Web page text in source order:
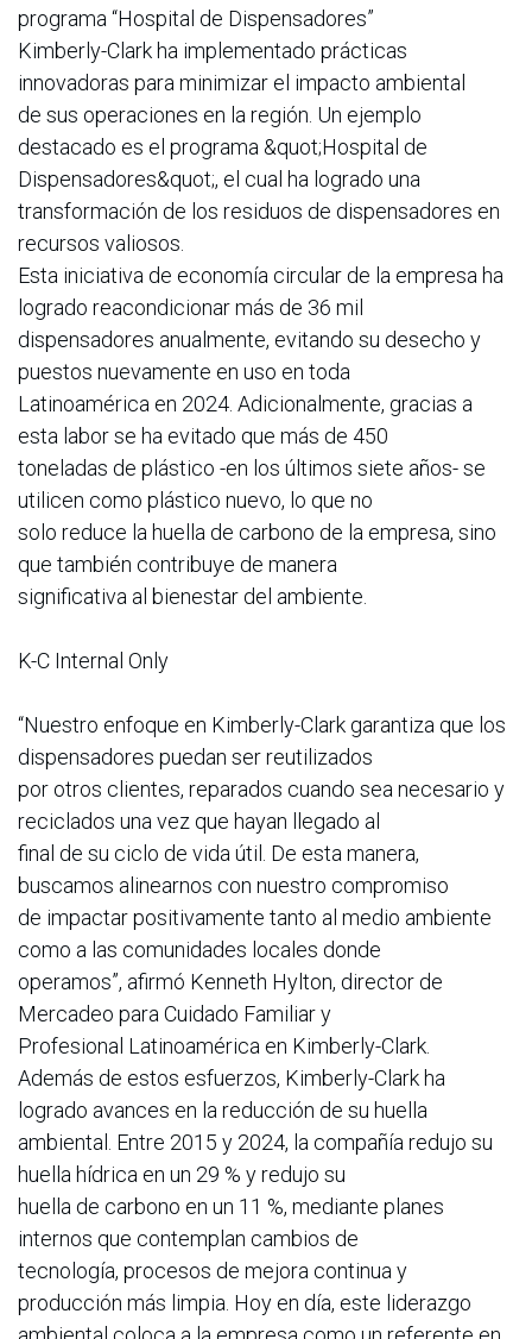
programa “Hospital de Dispensadores”
Kimberly-Clark ha implementado prácticas
innovadoras para minimizar el impacto ambiental
de sus operaciones en la región. Un ejemplo
destacado es el programa &quot;Hospital de
Dispensadores&quot;, el cual ha logrado una
transformación de los residuos de dispensadores en
recursos valiosos.
Esta iniciativa de economía circular de la empresa ha
logrado reacondicionar más de 36 mil
dispensadores anualmente, evitando su desecho y
puestos nuevamente en uso en toda
Latinoamérica en 2024. Adicionalmente, gracias a
esta labor se ha evitado que más de 450
toneladas de plástico -en los últimos siete años- se
utilicen como plástico nuevo, lo que no
solo reduce la huella de carbono de la empresa, sino
que también contribuye de manera
significativa al bienestar del ambiente.
K-C Internal Only
“Nuestro enfoque en Kimberly-Clark garantiza que los
dispensadores puedan ser reutilizados
por otros clientes, reparados cuando sea necesario y
reciclados una vez que hayan llegado al
final de su ciclo de vida útil. De esta manera,
buscamos alinearnos con nuestro compromiso
de impactar positivamente tanto al medio ambiente
como a las comunidades locales donde
operamos”, afirmó Kenneth Hylton, director de
Mercadeo para Cuidado Familiar y
Profesional Latinoamérica en Kimberly-Clark.
Además de estos esfuerzos, Kimberly-Clark ha
logrado avances en la reducción de su huella
ambiental. Entre 2015 y 2024, la compañía redujo su
huella hídrica en un 29 % y redujo su
huella de carbono en un 11 %, mediante planes
internos que contemplan cambios de
tecnología, procesos de mejora continua y
producción más limpia. Hoy en día, este liderazgo